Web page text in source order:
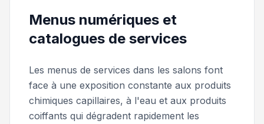
Menus numériques et
catalogues de services
Les menus de services dans les salons font
face à une exposition constante aux produits
chimiques capillaires, à l'eau et aux produits
coiffants qui dégradent rapidement les